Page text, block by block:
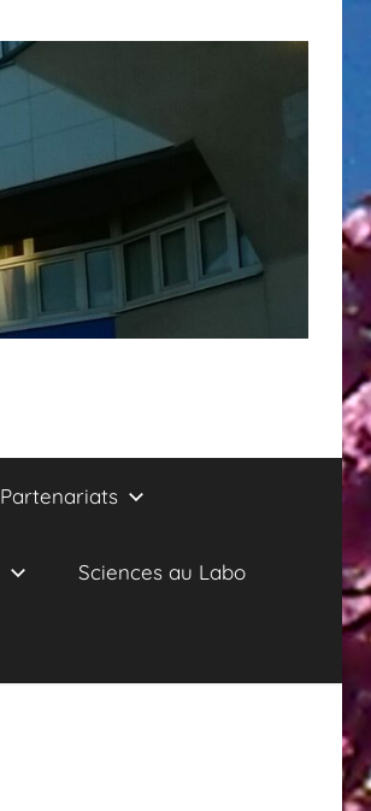
Partenariats
Sciences au Labo